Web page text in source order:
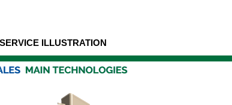
ILLUSTRATION